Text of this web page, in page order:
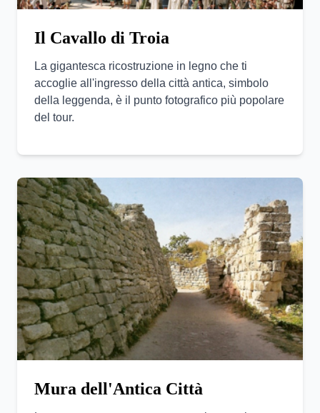
Il Cavallo di Troia
La gigantesca ricostruzione in legno che ti
accoglie all'ingresso della città antica, simbolo
della leggenda, è il punto fotografico più popolare
del tour.
Mura dell'Antica Città